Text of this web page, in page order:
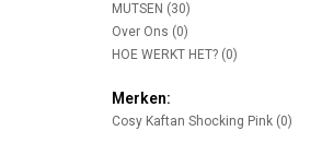
MUTSEN (30)
Over Ons (0)
HOE WERKT HET? (0)
Merken:
Cosy Kaftan Shocking Pink (0)